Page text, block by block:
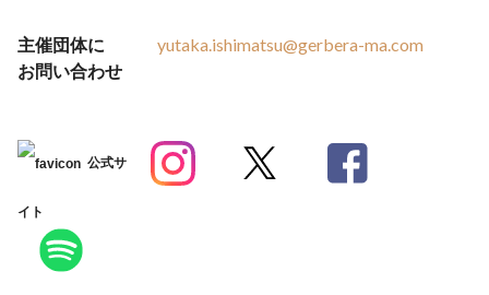
主催団体に
お問い合わせ
yutaka.ishimatsu@gerbera-ma.com
公式サ
イト